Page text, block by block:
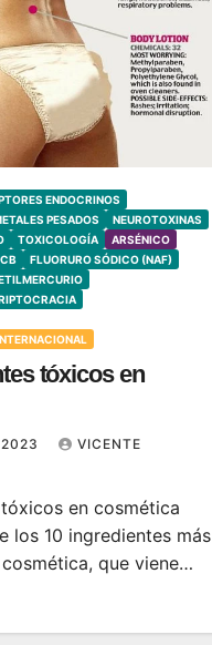
ENDOCRINOS
PESADOS
NEUROTOXINAS
TOXICOLOGÍA
ARSÉNICO
FLUORURO SÓDICO (NAF)
tóxicos en
VICENTE
en cosmética
los 10 ingredientes más
que viene…